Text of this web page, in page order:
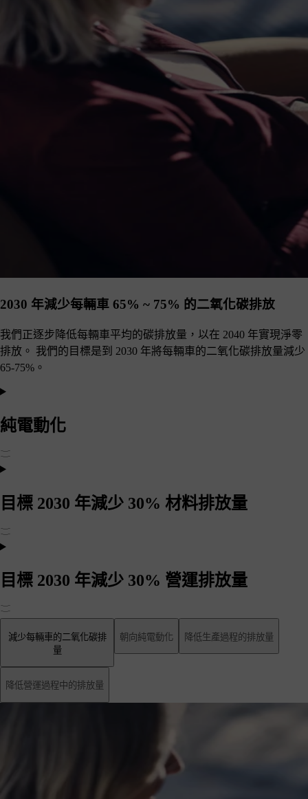
2030 年減少每輛車 65% ~ 75% 的二氧化碳排放
我們正逐步降低每輛車平均的碳排放量，以在 2040 年實現淨零
排放。 我們的目標是到 2030 年將每輛車的二氧化碳排放量減少
65-75%。
純電動化
目標 2030 年減少 30% 材料排放量
目標 2030 年減少 30% 營運排放量
減少每輛車的二氧化碳排
量
朝向純電動化 降低生產過程的排放量
降低營運過程中的排放量